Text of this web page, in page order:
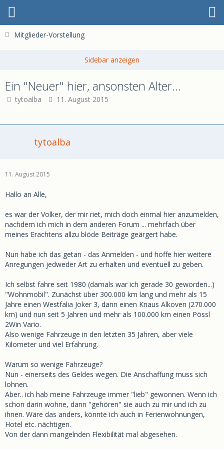
Mitglieder-Vorstellung
Ein "Neuer" hier, ansonsten Alter...
tytoalba 11. August 2015
tytoalba
11. August 2015
Hallo an Alle,
es war der Volker, der mir riet, mich doch einmal hier anzumelden,
nachdem ich mich in dem anderen Forum ... mehrfach über
meines Erachtens allzu blöde Beiträge geärgert habe.
Nun habe ich das getan - das Anmelden - und hoffe hier weitere
Anregungen jedweder Art zu erhalten und eventuell zu geben.
Ich selbst fahre seit 1980 (damals war ich gerade 30 geworden...)
"Wohnmobil". Zunächst über 300.000 km lang und mehr als 15
Jahre einen Westfalia Joker 3, dann einen Knaus Alkoven (270.000
km) und nun seit 5 Jahren und mehr als 100.000 km einen Pössl
2Win Vario.
Also wenige Fahrzeuge in den letzten 35 Jahren, aber viele
Kilometer und viel Erfahrung.
Warum so wenige Fahrzeuge?
Nun - einerseits des Geldes wegen. Die Anschaffung muss sich
lohnen.
Aber.. ich hab meine Fahrzeuge immer "lieb" gewonnen. Wenn ich
schon darin wohne, dann "gehören" sie auch zu mir und ich zu
ihnen. Wäre das anders, könnte ich auch in Ferienwohnungen,
Hotel etc. nächtigen.
Von der dann mangelnden Flexibilität mal abgesehen.